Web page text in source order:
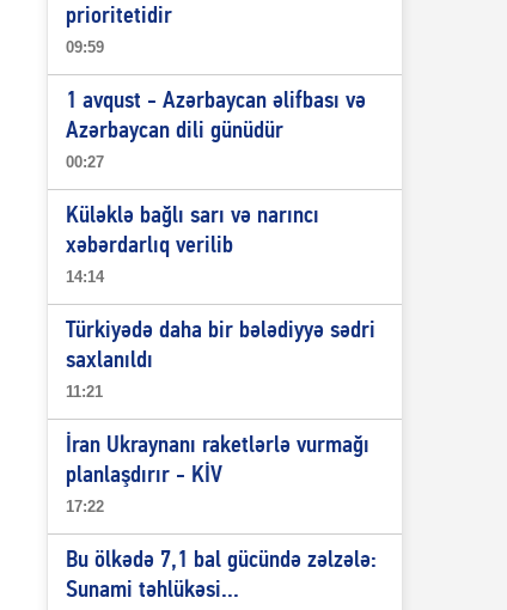
prioritetidir
09:59
1 avqust - Azərbaycan əlifbası və
Azərbaycan dili günüdür
00:27
Küləklə bağlı sarı və narıncı
xəbərdarlıq verilib
14:14
Türkiyədə daha bir bələdiyyə sədri
saxlanıldı
11:21
İran Ukraynanı raketlərlə vurmağı
planlaşdırır - KİV
17:22
Bu ölkədə 7,1 bal gücündə zəlzələ:
Sunami təhlükəsi...